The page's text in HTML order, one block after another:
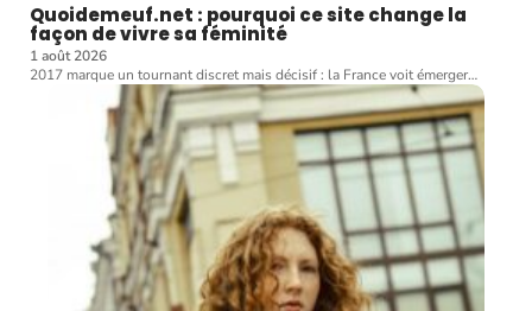
Quoidemeuf.net : pourquoi ce site change la
façon de vivre sa féminité
1 août 2026
2017 marque un tournant discret mais décisif : la France voit émerger…